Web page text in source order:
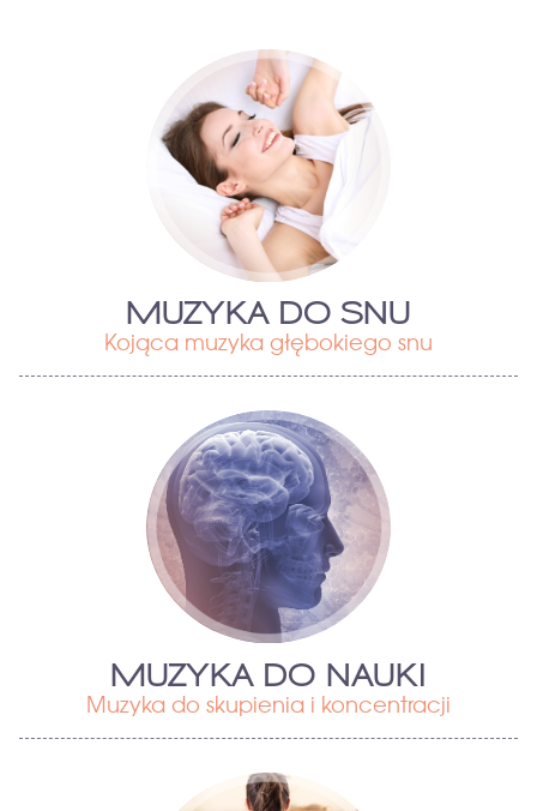
MUZYKA DO SNU
Kojąca muzyka głębokiego snu
MUZYKA DO NAUKI
Muzyka do skupienia i koncentracji